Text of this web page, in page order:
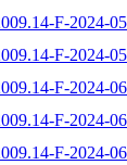
F-2024-
F-2024-
F-2024-
F-2024-
F-2024-